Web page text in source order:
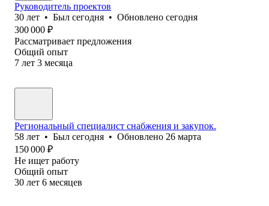
Руководитель проектов
30 лет • Был сегодня • Обновлено сегодня
300 000 ₽
Рассматривает предложения
Общий опыт
7 лет 3 месяца
Региональный специалист снабжения и закупок.
58 лет • Был сегодня • Обновлено 26 марта
150 000 ₽
Не ищет работу
Общий опыт
30 лет 6 месяцев